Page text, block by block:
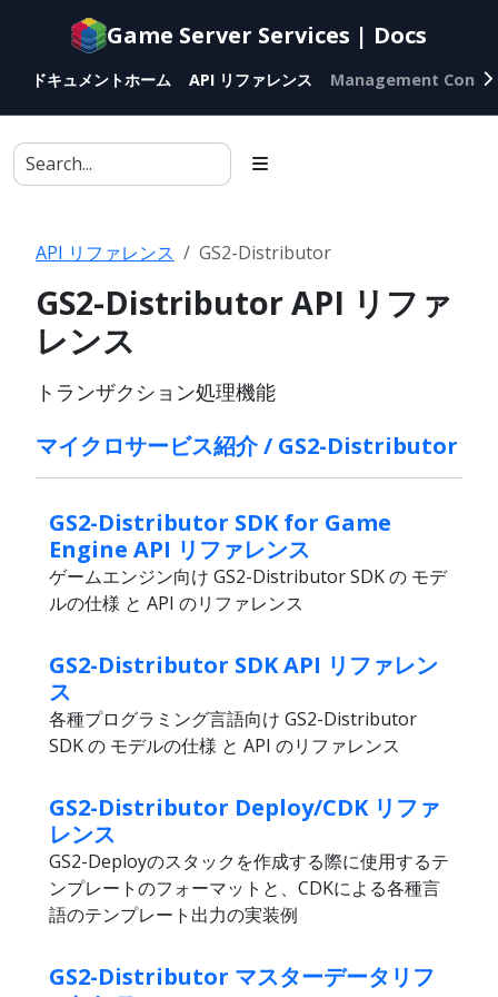
Documentation
agents
Game Server Services | Docs
ドキュメントホーム API リファレンス Management
API リファレンス GS2-Distributor
GS2-Distributor API リファ
レンス
トランザクション処理機能
マイクロサービス紹介 / GS2-Distributor
GS2-Distributor SDK for Game
Engine API リファレンス
ゲームエンジン向け GS2-Distributor SDK の モデ
ルの仕様 と API のリファレンス
GS2-Distributor SDK API リファレン
ス
各種プログラミング言語向け GS2-Distributor
SDK の モデルの仕様 と API のリファレンス
GS2-Distributor Deploy/CDK リファ
レンス
GS2-Deployのスタックを作成する際に使用するテ
ンプレートのフォーマットと、CDKによる各種言
語のテンプレート出力の実装例
GS2-Distributor マスターデータリフ